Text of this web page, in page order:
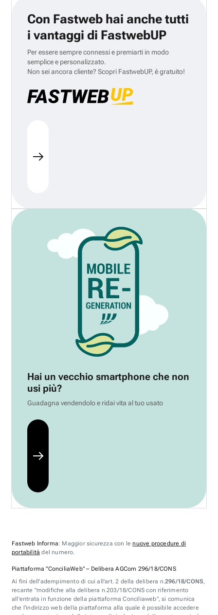
Con Fastweb hai anche tutti
i vantaggi di FastwebUP
Per essere sempre connessi e premiarti in modo
semplice e personalizzato.
Non sei ancora cliente? Scopri FastwebUP, è gratuito!
Hai un vecchio smartphone che non
usi più?
Guadagna vendendolo e ridai vita al tuo usato
Fastweb Informa: Maggior sicurezza con lenuove procedure di
portabilità del numero.
Piattaforma "ConciliaWeb" – Delibera AGCom 296/18/CONS
Ai fini dell'adempimento di cui all'art. 2 della delibera n.296/18/CONS,
recante "modifiche alla delibera n.203/18/CONS con riferimento
all'entrata in funzione della piattaforma Conciliaweb", si comunica
che l'indirizzo web della piattaforma alla quale è possibile accedere